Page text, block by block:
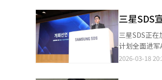
各行业需求
连接政府政
科：K-物理
设立行动小
将物理AI联
施项目。乂
的“Quang
1500MW级
发、运营及
业发展的政策
三星SDS
三星SDS正
计划全面进
部分章程，
2026-03-18